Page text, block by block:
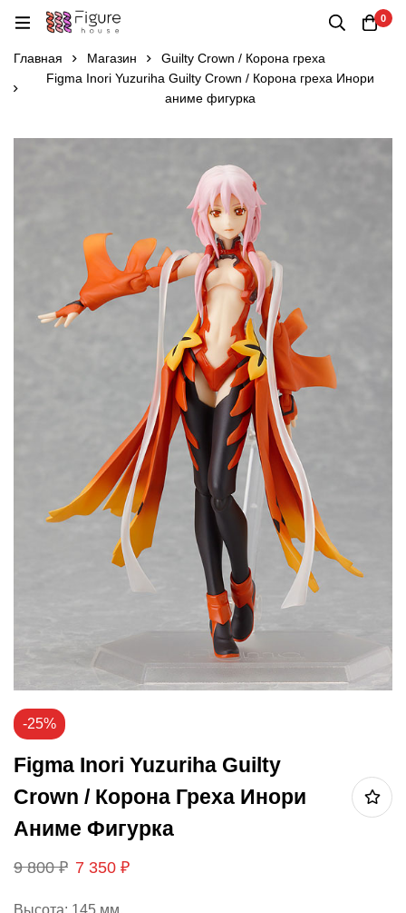
0
Главная Магазин
Guilty Crown / Корона греха
Figma Inori Yuzuriha Guilty Crown / Корона греха Инори
аниме фигурка
-25%
Figma Inori Yuzuriha Guilty
Crown / Корона Греха Инори
Аниме Фигурка
9 800₽ 7 350 ₽
Высота: 145 мм.